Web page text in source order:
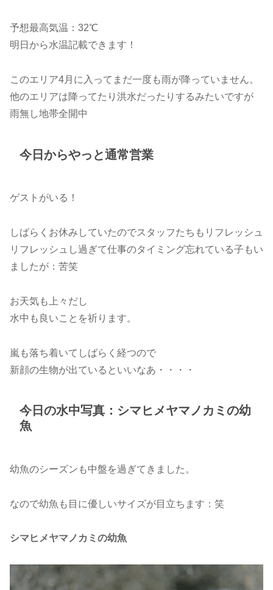
予想最高気温：32℃
明日から水温記載できます！
このエリア4月に入ってまだ一度も雨が降っていません。
他のエリアは降ってたり洪水だったりするみたいですが
雨無し地帯全開中
今日からやっと通常営業
ゲストがいる！
しばらくお休みしていたのでスタッフたちもリフレッシュ
リフレッシュし過ぎて仕事のタイミング忘れている子もい
ましたが：苦笑
お天気も上々だし
水中も良いことを祈ります。
嵐も落ち着いてしばらく経つので
新顔の生物が出ているといいなあ・・・・
今日の水中写真：シマヒメヤマノカミの幼
魚
幼魚のシーズンも中盤を過ぎてきました。
なので幼魚も目に優しいサイズが目立ちます：笑
シマヒメヤマノカミの幼魚